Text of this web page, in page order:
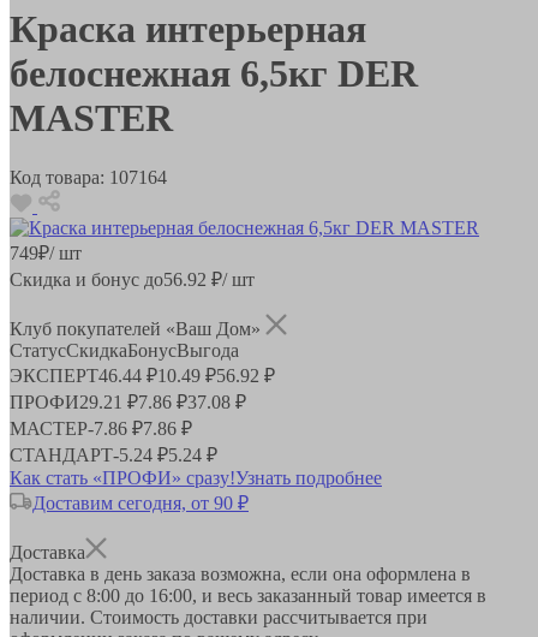
Краска интерьерная
белоснежная 6,5кг DER
MASTER
Код товара: 107164
749₽/ шт
Скидка и бонус до56.92 ₽/ шт
Клуб покупателей «Ваш Дом»
СтатусСкидкаБонусВыгода
ЭКСПЕРТ46.44 ₽10.49 ₽56.92 ₽
ПРОФИ29.21 ₽7.86 ₽37.08 ₽
МАСТЕР-7.86 ₽7.86 ₽
СТАНДАРТ-5.24 ₽5.24 ₽
Как стать «ПРОФИ» сразу!Узнать подробнее
Доставим сегодня, от 90 ₽
Доставка
Доставка в день заказа возможна, если она оформлена в
период с 8:00 до 16:00, и весь заказанный товар имеется в
наличии. Стоимость доставки рассчитывается при